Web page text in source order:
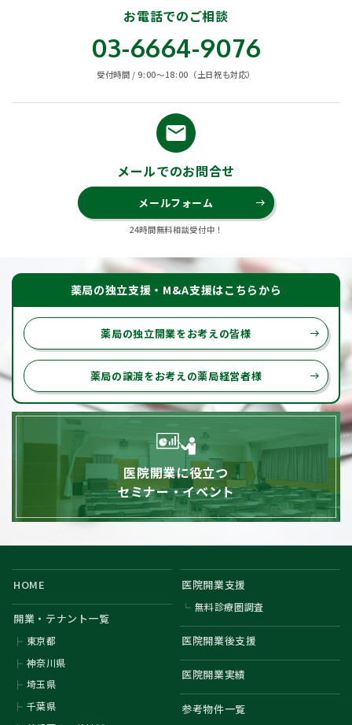
お電話でのご相談
03-6664-9076
受付時間 / 9:00〜18:00（土日祝も対応）
email
メールでのお問合せ
メールフォーム east
24時間無料相談受付中！
薬局の独立支援・M&A支援はこちらから
薬局の独立開業をお考えの皆様 east
薬局の譲渡をお考えの薬局経営者様 east
医院開業に役立つ
セミナー・イベント
HOME
開業・テナント一覧
東京都
神奈川県
埼玉県
千葉県
医院開業支援
無料診療圏調査
医院開業後支援
医院開業実績
参考物件一覧